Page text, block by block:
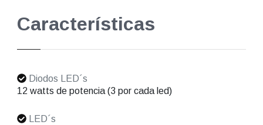
Características
Diodos LED´s
12 watts de potencia (3 por cada led)
LED´s